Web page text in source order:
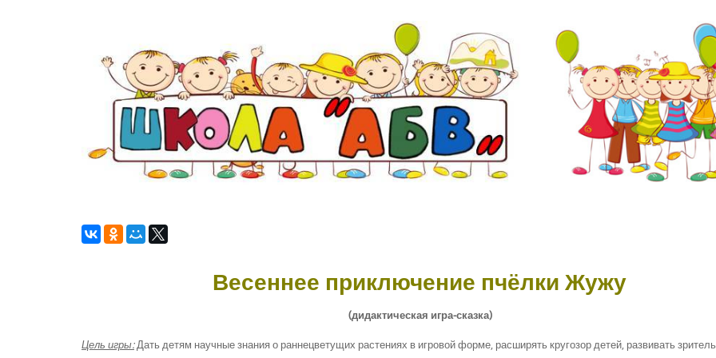
Весеннее приключение пчёлки Жужу
(дидактическая игра-сказка)
Цель игры:Дать детям научные знания о раннецветущих растениях в игровой форме, расширять кругозор детей, развивать